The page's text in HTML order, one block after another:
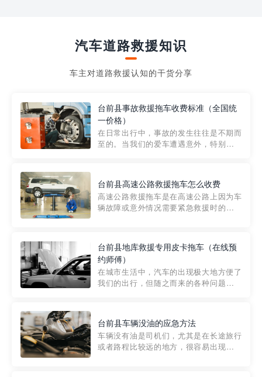
汽车道路救援知识
车主对道路救援认知的干货分享
台前县事故救援拖车收费标准（全国统
一价格）
在日常出行中，事故的发生往往是不期而
至的。当我们的爱车遭遇意外，特别是在
细解析一下市区事故救援拖车的收费标
准，以及在选用拖车服务时应注...
台前县高速公路救援拖车怎么收费
高速公路救援拖车是在高速公路上因为车
辆故障或意外情况需要紧急救援时的必备
路救援拖车的收费标准是由当地交通管理
部门制定的。起步价通...
台前县地库救援专用皮卡拖车（在线预
约师傅）
在城市生活中，汽车的出现极大地方便了
我们的出行，但随之而来的各种问题也让
紧急情况下，我们需要一种高效可靠的救
援方式。而这时，地库救援专...
台前县车辆没油的应急方法
车辆没有油是司机们，尤其是在长途旅行
或者路程比较远的地方，很容易出现这种